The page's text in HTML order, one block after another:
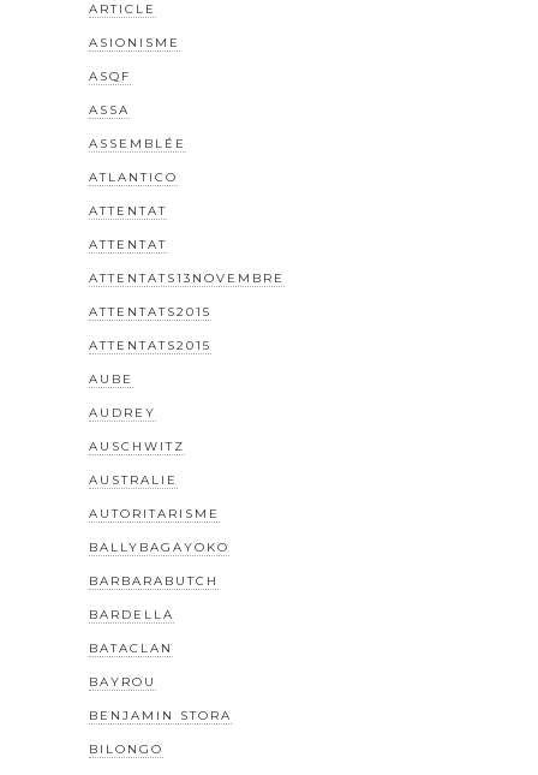
ARTICLE
ASIONISME
ASQF
ASSA
ASSEMBLÉE
ATLANTICO
ATTENTAT
ATTENTAT
ATTENTATS13NOVEMBRE
ATTENTATS2015
ATTENTATS2015
AUBE
AUDREY
AUSCHWITZ
AUSTRALIE
AUTORITARISME
BALLYBAGAYOKO
BARBARABUTCH
BARDELLA
BATACLAN
BAYROU
BENJAMIN STORA
BILONGO